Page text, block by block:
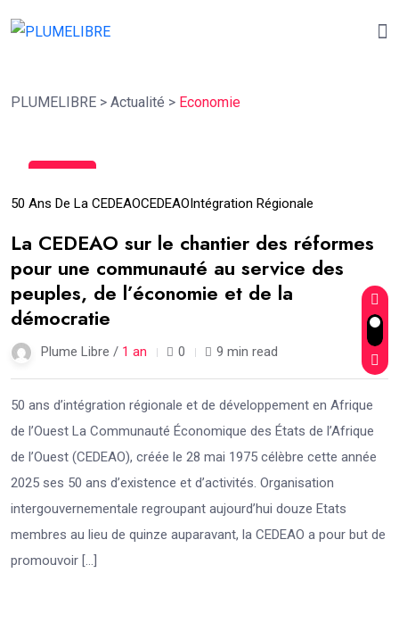
PLUMELIBRE > Actualité > Economie
Mar
50 Ans De La CEDEAOCEDEAOIntégration Régionale
La CEDEAO sur le chantier des réformes
pour une communauté au service des
peuples, de l’économie et de la
démocratie
Plume Libre / 1 an 0 9 min read
50 ans d’intégration régionale et de développement en Afrique
de l’Ouest La Communauté Économique des États de l’Afrique
de l’Ouest (CEDEAO), créée le 28 mai 1975 célèbre cette année
2025 ses 50 ans d’existence et d’activités. Organisation
intergouvernementale regroupant aujourd’hui douze Etats
membres au lieu de quinze auparavant, la CEDEAO a pour but de
promouvoir […]